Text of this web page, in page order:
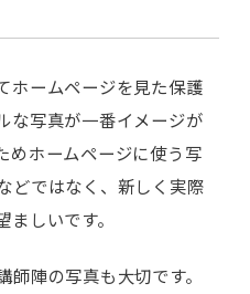
ホームページを見た保護
な写真が一番イメージが
めホームページに使う写
どではなく、新しく実際
しいです。
陣の写真も大切です。